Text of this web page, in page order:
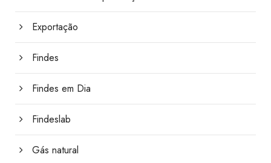
Exportação
Findes
Findes em Dia
Findeslab
Gás natural